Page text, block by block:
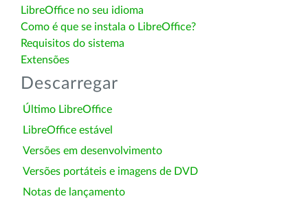
LibreOffice no seu idioma
Como é que se instala o LibreOffice?
Requisitos do sistema
Extensões
Descarregar
Último LibreOffice
LibreOffice estável
Versões em desenvolvimento
Versões portáteis e imagens de DVD
Notas de lançamento